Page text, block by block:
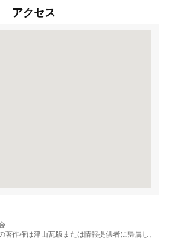
アクセス
作権は津山瓦版または情報提供者に帰属し、